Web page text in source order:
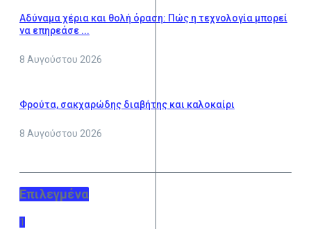
Αδύναμα χέρια και θολή όραση: Πώς η τεχνολογία μπορεί
να επηρεάσε ...
8 Αυγούστου 2026
Φρούτα, σακχαρώδης διαβήτης και καλοκαίρι
8 Αυγούστου 2026
Επιλεγμένα
1